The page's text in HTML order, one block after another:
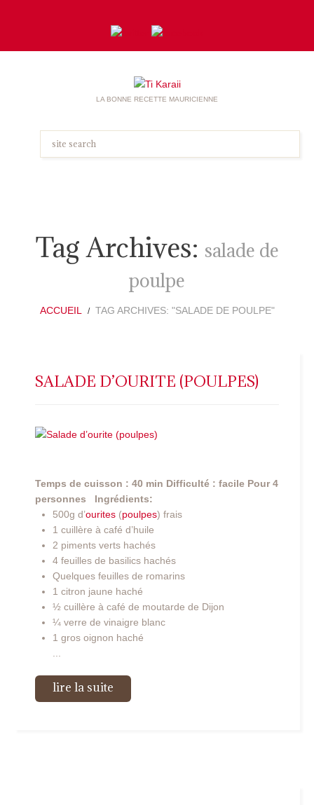
LA BONNE RECETTE MAURICIENNE
Tag Archives: salade de
poulpe
ACCUEIL TAG ARCHIVES: "SALADE DE POULPE"
SALADE D’OURITE (POULPES)
Temps de cuisson : 40 min Difficulté : facile Pour 4
personnes
Ingrédients:
500g d’ourites (poulpes) frais
1 cuillère à café d’huile
2 piments verts hachés
4 feuilles de basilics hachés
Quelques feuilles de romarins
1 citron jaune haché
½ cuillère à café de moutarde de Dijon
¼ verre de vinaigre blanc
1 gros oignon haché
lire la suite